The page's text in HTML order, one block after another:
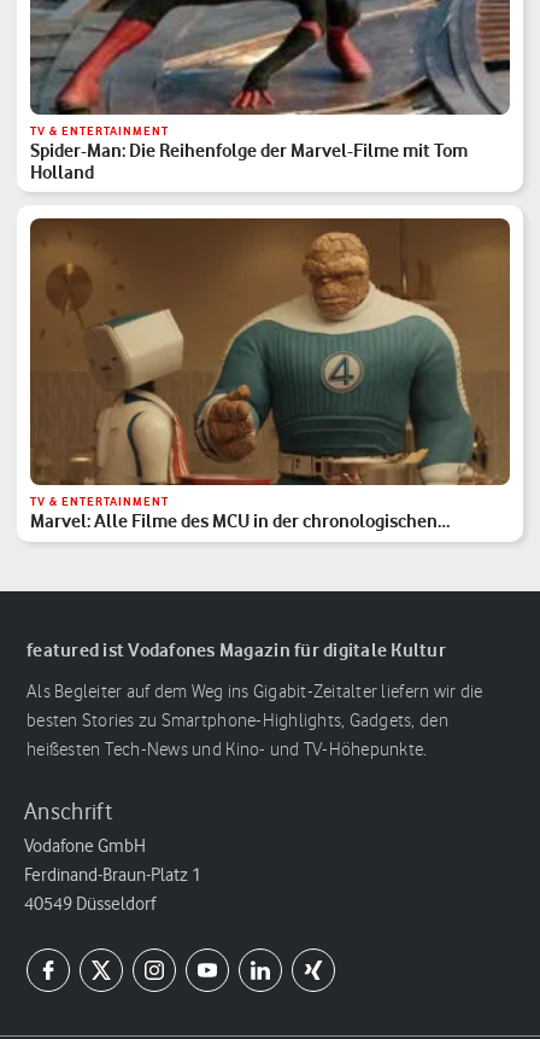
TV & ENTERTAINMENT
Spider-Man: Die Reihenfolge der Marvel-Filme mit Tom
Holland
TV & ENTERTAINMENT
Marvel: Alle Filme des MCU in der chronologischen
Reihenfolge
featured ist Vodafones Magazin für digitale Kultur
Als Begleiter auf dem Weg ins Gigabit-Zeitalter liefern wir die
besten Stories zu Smartphone-Highlights, Gadgets, den
heißesten Tech-News und Kino- und TV-Höhepunkte.
Anschrift
Vodafone GmbH
Ferdinand-Braun-Platz 1
40549 Düsseldorf